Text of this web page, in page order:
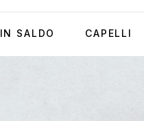
IN SALDO CAPELLI